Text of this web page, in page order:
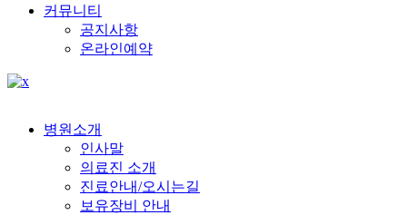
커뮤니티
공지사항
온라인예약
병원소개
인사말
의료진 소개
진료안내/오시는길
보유장비 안내